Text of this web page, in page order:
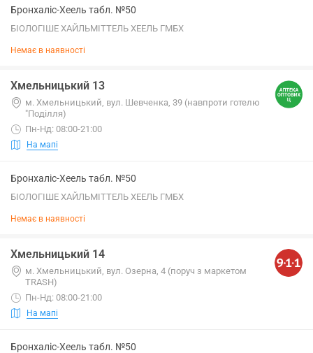
Бронхаліс-Хеель табл. №50
БІОЛОГІШЕ ХАЙЛЬМІТТЕЛЬ ХЕЕЛЬ ГМБХ
Немає в наявності
Хмельницький 13
м. Хмельницький, вул. Шевченка, 39 (навпроти готелю
"Поділля)
Пн-Нд: 08:00-21:00
На мапі
Бронхаліс-Хеель табл. №50
БІОЛОГІШЕ ХАЙЛЬМІТТЕЛЬ ХЕЕЛЬ ГМБХ
Немає в наявності
Хмельницький 14
м. Хмельницький, вул. Озерна, 4 (поруч з маркетом
TRASH)
Пн-Нд: 08:00-21:00
На мапі
Бронхаліс-Хеель табл. №50